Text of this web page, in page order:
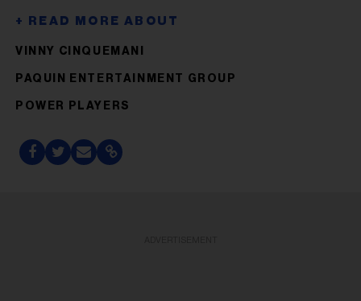
VINNY CINQUEMANI
PAQUIN ENTERTAINMENT GROUP
POWER PLAYERS